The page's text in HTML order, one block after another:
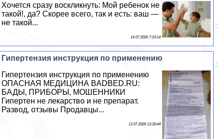
Хочется сразу воскликнуть: Мой ребенок не
такой!, да? Скорее всего, так и есть: ваш —
не такой...
14 07 2026 7:19:14
Гипертензия инструкция по применению
Гипертензия инструкция по применению
ОПАСНАЯ МЕДИЦИНА BADBED.RU:
БАДЫ, ПРИБОРЫ, МОШЕННИКИ
Гипертен не лекарство и не препарат.
Развод, отзывы Продавцы...
13 07 2026 13:39:44